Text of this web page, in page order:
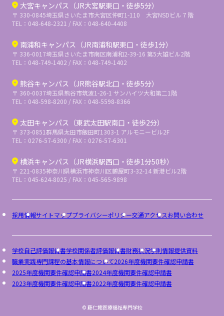
大宮キャンパス（JR大宮駅東口・徒歩5分）
〒 330-0845埼玉県さいたま市大宮区仲町1-110 大宮NSDビル７階
TEL：048-648-2321 / FAX：048-640-4408
南浦和キャンパス（JR南浦和駅東口・徒歩1分）
〒 336-0017埼玉県さいたま市南区南浦和2-39-16 第5大雄ビル2階
TEL：048-749-1402 / FAX：048-749-1402
熊谷キャンパス（JR熊谷駅北口・徒歩5分）
〒 360-0037埼玉県熊谷市筑波1-26-1 サンハイツ大和第二1階
TEL：048-598-8200 / FAX：048-5598-8366
太田キャンパス（東武太田駅南口・徒歩2分）
〒 373-0851群馬県太田市飯田町1303-1 アルモニービル2F
TEL：0276-57-6300 / FAX：0276-57-6301
横浜キャンパス（JR横浜駅西口・徒歩1分50秒）
〒 221-0835神奈川県横浜市神奈川区鶴屋町3-32-14 新港ビル2階
TEL：045-624-8025 / FAX：045-565-9898
採用情報サイトマッププライバシーポリシー交通アクセスお問い合わせ
学校自己評価報告書学校関係者評価報告書財務状況学則情報提供資料
職業実践専門課程の基本情報について2026年度機関要件確認申請書
2025年度機関要件確認申請書2024年度機関要件確認申請書
2023年度機関要件確認申請書2022年度機関要件確認申請書
© 藤仁館医療福祉専門学校